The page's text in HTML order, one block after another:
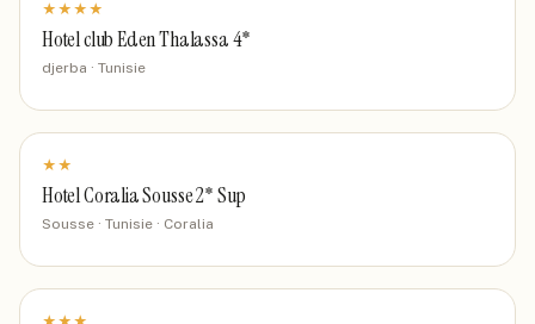
★ ★ ★ ★
Hotel club Eden Thalassa 4*
djerba · Tunisie
★ ★
Hotel Coralia Sousse 2* Sup
Sousse · Tunisie · Coralia